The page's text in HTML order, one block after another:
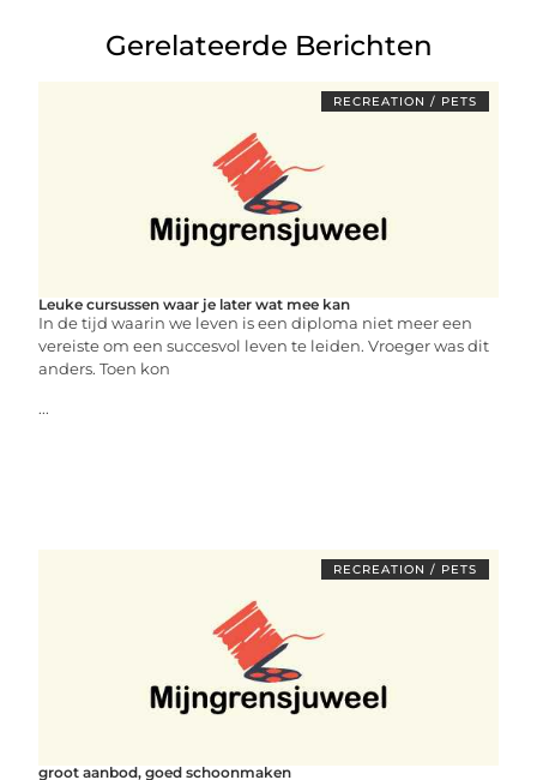
Gerelateerde Berichten
RECREATION / PETS
Leuke cursussen waar je later wat mee kan
In de tijd waarin we leven is een diploma niet meer een
vereiste om een succesvol leven te leiden. Vroeger was dit
anders. Toen kon
...
RECREATION / PETS
groot aanbod, goed schoonmaken